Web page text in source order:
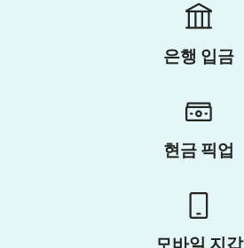
은행 입금
현금 픽업
모바일 지갑